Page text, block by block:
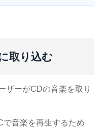
取り込む
ザーがCDの音楽を取り
で音楽を再生するため